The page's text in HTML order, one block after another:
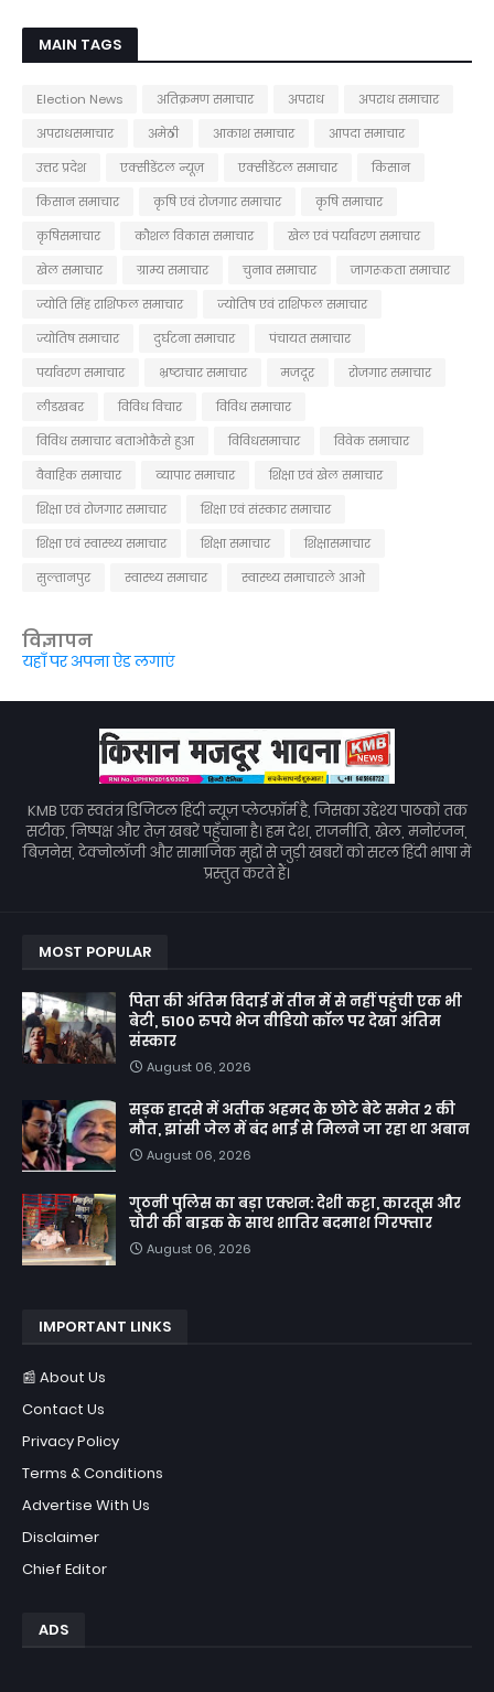
MAIN TAGS
Election News अतिक्रमण समाचार अपराध
अपराध समाचार
अपराधसमाचार
अमेठी आकाश समाचार
आपदा समाचार
उत्तर प्रदेश
एक्सीडेंटल न्यूज़ एक्सीडेंटल समाचार
किसान
किसान समाचार
कृषि एवं रोजगार समाचार
कृषि समाचार
कृषिसमाचार
कौशल विकास समाचार
खेल एवं पर्यावरण समाचार
खेल समाचार
ग्राम्य समाचार चुनाव समाचार
जागरूकता समाचार
ज्योति सिंह राशिफल समाचार
ज्योतिष एवं राशिफल समाचार
ज्योतिष समाचार
दुर्घटना समाचार
पंचायत समाचार
पर्यावरण समाचार
भ्रष्टाचार समाचार मजदूर
रोजगार समाचार
लीडखबर
विविध विचार
विविध समाचार
विविध समाचार बताओकैसे हुआ
विविधसमाचार
विवेक समाचार
वैवाहिक समाचार
व्यापार समाचार
शिक्षा एवं खेल समाचार
शिक्षा एवं रोजगार समाचार
शिक्षा एवं संस्कार समाचार
शिक्षा एवं स्वास्थ्य समाचार
शिक्षा समाचार
शिक्षासमाचार
सुल्तानपुर
स्वास्थ्य समाचार स्वास्थ्य समाचारले आओ
विज्ञापन
यहाँ पर अपना ऐड लगाएं
KMB एक स्वतंत्र डिजिटल हिंदी न्यूज़ प्लेटफ़ॉर्म है, जिसका उद्देश्य पाठकों तक
सटीक, निष्पक्ष और तेज़ खबरें पहुँचाना है। हम देश, राजनीति, खेल, मनोरंजन,
बिज़नेस, टेक्नोलॉजी और सामाजिक मुद्दों से जुड़ी खबरों को सरल हिंदी भाषा में
प्रस्तुत करते हैं।
MOST POPULAR
पिता की अंतिम विदाई में तीन में से नहीं पहुंची एक भी
बेटी, 5100 रुपये भेज वीडियो कॉल पर देखा अंतिम
संस्कार
August 06, 2026
सड़क हादसे में अतीक अहमद के छोटे बेटे समेत 2 की
मौत, झांसी जेल में बंद भाई से मिलने जा रहा था अबान
August 06, 2026
गुठनी पुलिस का बड़ा एक्शन: देशी कट्टा, कारतूस और
चोरी की बाइक के साथ शातिर बदमाश गिरफ्तार
August 06, 2026
IMPORTANT LINKS
📰 About Us
Contact Us
Privacy Policy
Terms & Conditions
Advertise With Us
Disclaimer
Chief Editor
ADS